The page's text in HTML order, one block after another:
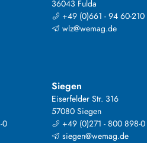
36043 Fulda
+49 (0)661 - 94 60-210
wlz@wemag.de
0
Siegen
Eiserfelder Str. 316
57080 Siegen
+49 (0)271 - 800 898-0
siegen@wemag.de